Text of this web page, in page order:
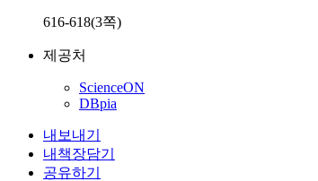
616-618(3쪽)
제공처
ScienceON
DBpia
내보내기
내책장담기
공유하기